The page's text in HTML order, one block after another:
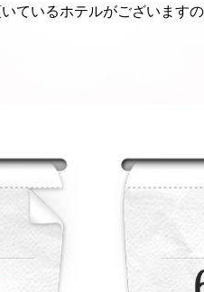
ているホテルがございます